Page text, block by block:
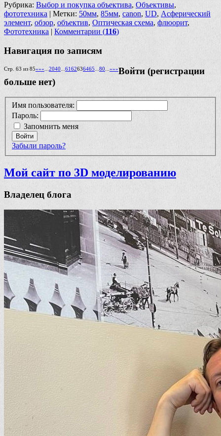
Рубрика: Выбор и покупка объектива, Объективы,
фототехника | Метки: 50мм, 85мм, canon, UD, Асферический
элемент, обзор, объектив, Оптическая схема, флюорит,
Фототехника | Комментарии (116)
Навигация по записям
Стр. 63 из 85««« 2040 6162636465 80 »»»Войти (регистрации
больше нет)
Имя пользователя:
Пароль:
Запомнить меня
Войти
Забыли пароль?
Мой сайт по 3D моделированию
Владелец блога